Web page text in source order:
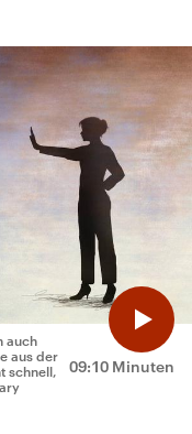
09:10 Minuten
auch
aus der
schnell,